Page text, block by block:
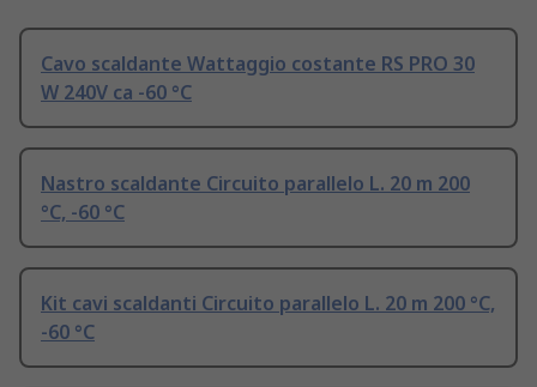
Cavo scaldante Wattaggio costante RS PRO 30
W 240V ca -60 °C
Nastro scaldante Circuito parallelo L. 20 m 200
°C, -60 °C
Kit cavi scaldanti Circuito parallelo L. 20 m 200 °C,
-60 °C